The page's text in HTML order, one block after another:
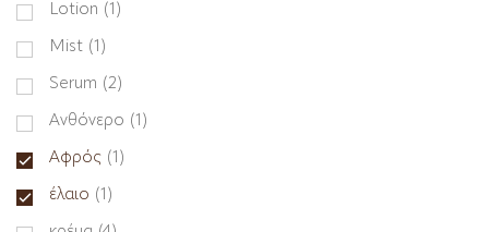
Lotion (1)
Mist (1)
Serum (2)
Ανθόνερο (1)
Αφρός (1)
έλαιο (1)